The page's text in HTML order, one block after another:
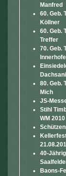
Manfred
60. Geb.
Köllner
60. Geb.
Treffer
70. Geb.
80. Geb.
Mich
JS-
Stihl
WM 2010
40-
Baons-